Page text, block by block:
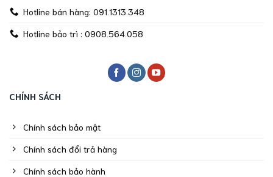
Hotline bán hàng: 091.1313.348
Hotline bảo trì : 0908.564.058
CHÍNH SÁCH
Chính sách bảo mật
Chính sách đổi trả hàng
Chính sách bảo hành